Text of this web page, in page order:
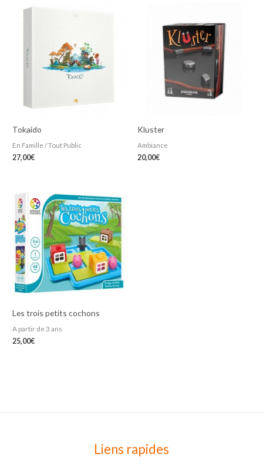
Tokaido
En Famille / Tout Public
27,00€
Kluster
Ambiance
20,00€
Les trois petits cochons
A partir de 3 ans
25,00€
Liens rapides